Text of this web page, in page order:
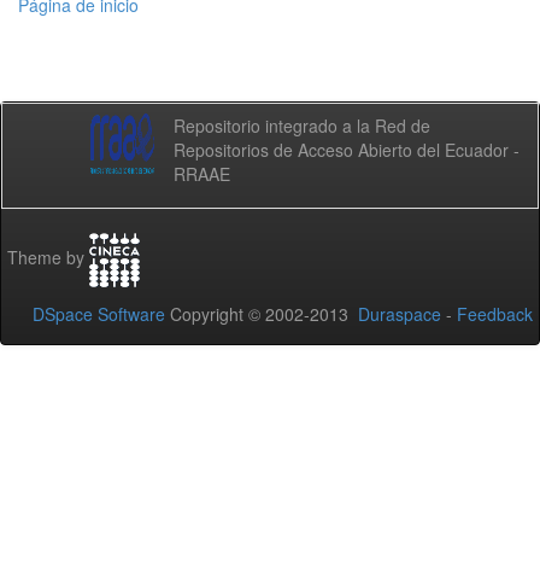
Página de inicio
Repositorio integrado a la Red de
Repositorios de Acceso Abierto del Ecuador -
RRAAE
Theme by
DSpace Software Copyright © 2002-2013 Duraspace - Feedback